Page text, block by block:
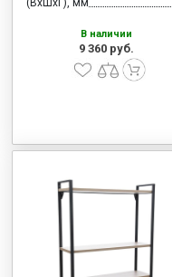
(ВхШхГ), мм
В наличии
9 360 руб.